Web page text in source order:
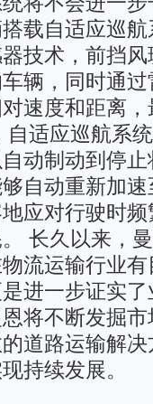
载自适应巡
技术，前挡
辆，同时通
速度和距离
适应巡航系
动制动到停
自动重新加
应对行驶时
长久以来，
流运输行业
进一步证实
将不断发掘
道路运输解
持续发展。